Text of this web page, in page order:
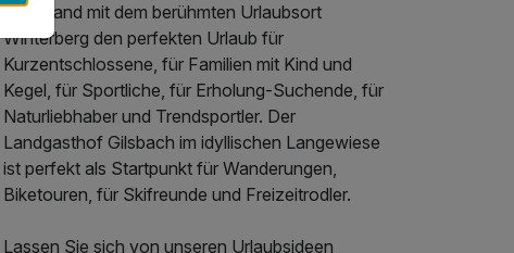
Sauerland mit dem berühmten Urlaubsort
Winterberg den perfekten Urlaub für
Kurzentschlossene, für Familien mit Kind und
Kegel, für Sportliche, für Erholung-Suchende, für
Naturliebhaber und Trendsportler. Der
Landgasthof Gilsbach im idyllischen Langewiese
ist perfekt als Startpunkt für Wanderungen,
Biketouren, für Skifreunde und Freizeitrodler.
Lassen Sie sich von unseren Urlaubsideen